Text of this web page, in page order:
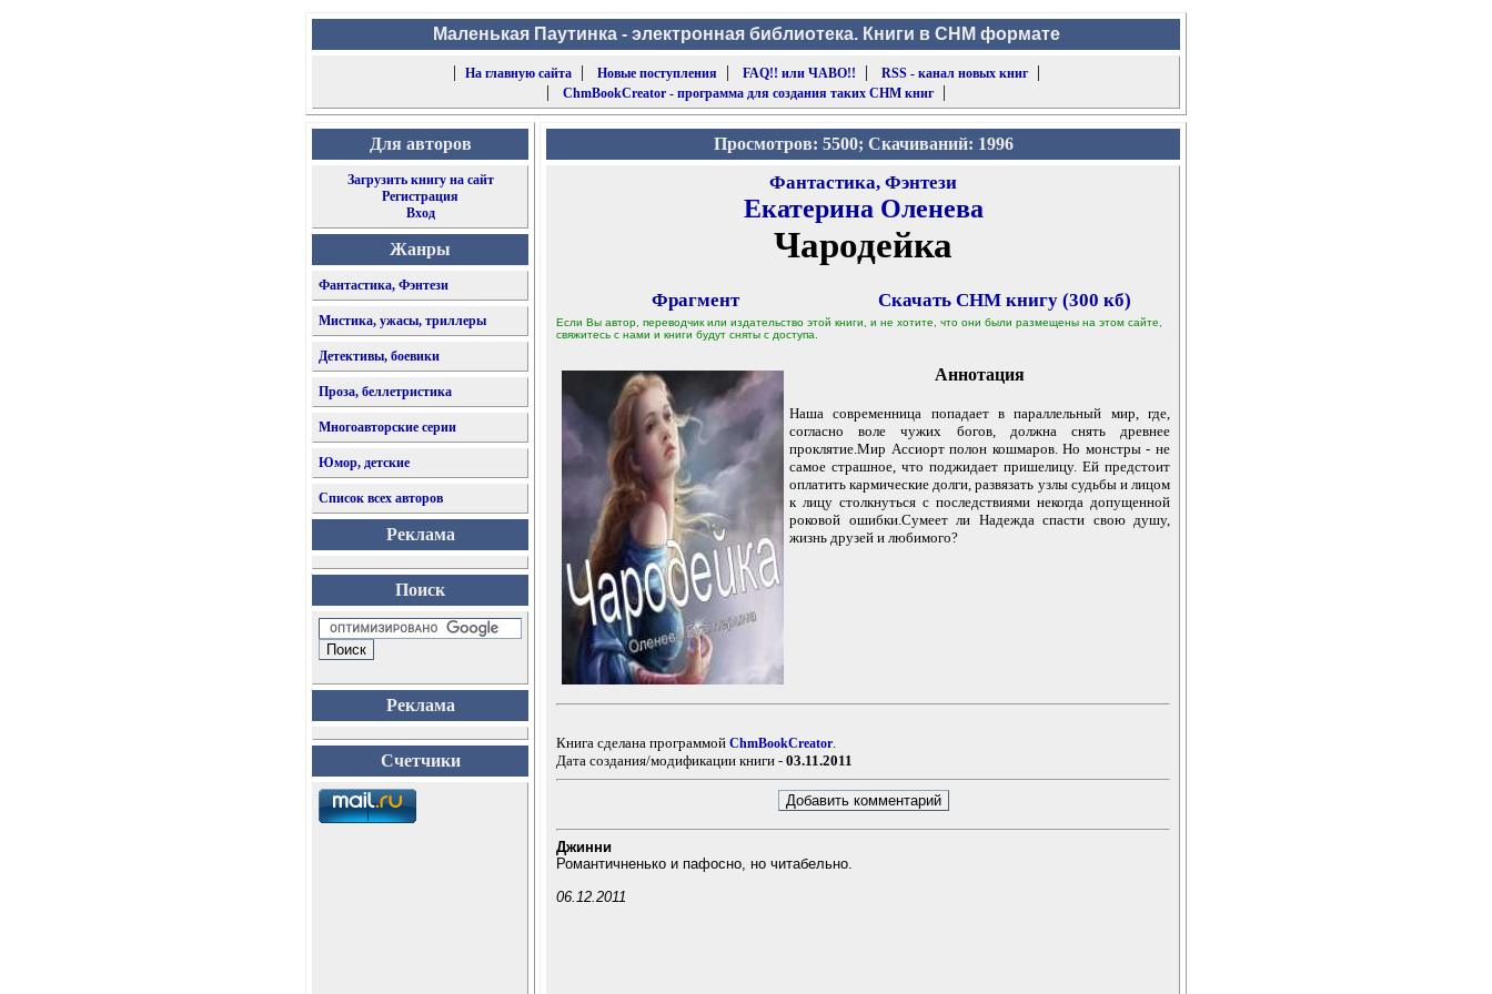
Маленькая Паутинка - электронная библиотека. Книги в CHM формате
|
На главную сайта| Новые поступления | FAQ!! или ЧАВО!! | RSS - канал новых книг|
|
ChmBookCreator - программа для создания таких CHM книг|
Для авторов
Загрузить книгу на сайт
Регистрация
Вход
Жанры
Фантастика, Фэнтези
Мистика, ужасы, триллеры
Детективы, боевики
Проза, беллетристика
Многоавторские серии
Юмор, детские
Список всех авторов
Реклама
Поиск
Реклама
Счетчики
Просмотров: 5500; Скачиваний: 1996
Фантастика, Фэнтези
Екатерина Оленева
Чародейка
Фрагмент Скачать CHM книгу (300 кб)
Если Вы автор, переводчик или издательство этой книги, и не хотите, что они были размещены на этом сайте,
свяжитесь с нами и книги будут сняты с доступа.
Аннотация
Наша современница попадает в параллельный мир, где,
согласно воле чужих богов, должна снять древнее
проклятие.Мир Ассиорт полон кошмаров. Но монстры - не
самое страшное, что поджидает пришелицу. Ей предстоит
оплатить кармические долги, развязать узлы судьбы и лицом
к лицу столкнуться с последствиями некогда допущенной
роковой ошибки.Сумеет ли Надежда спасти свою душу,
жизнь друзей и любимого?
Книга сделана программой ChmBookCreator.
Дата создания/модификации книги - 03.11.2011
Джинни
Романтичненько и пафосно, но читабельно.
06.12.2011